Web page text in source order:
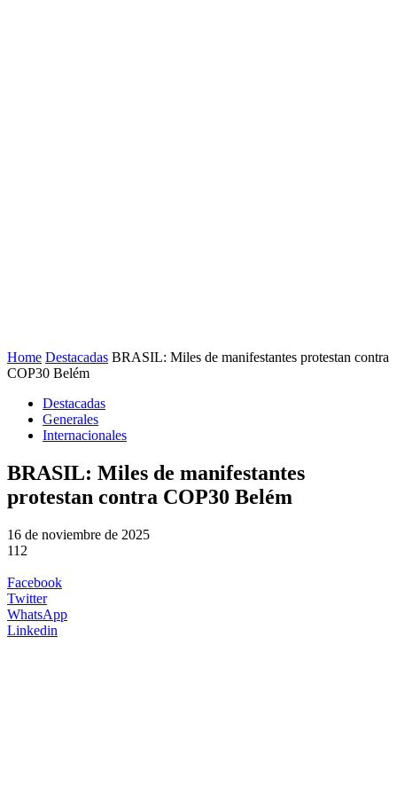
Home Destacadas BRASIL: Miles de manifestantes protestan contra
COP30 Belém
Destacadas
Generales
Internacionales
BRASIL: Miles de manifestantes
protestan contra COP30 Belém
16 de noviembre de 2025
112
Facebook
Twitter
WhatsApp
Linkedin